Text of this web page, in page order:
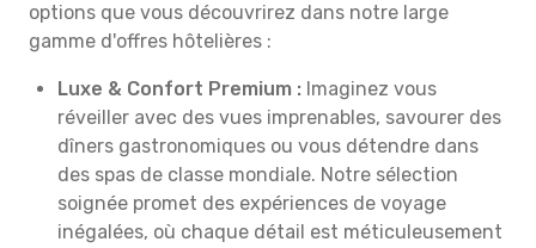
options que vous découvrirez dans notre large
gamme d'offres hôtelières :
Luxe & Confort Premium : Imaginez vous
réveiller avec des vues imprenables, savourer des
dîners gastronomiques ou vous détendre dans
des spas de classe mondiale. Notre sélection
soignée promet des expériences de voyage
inégalées, où chaque détail est méticuleusement